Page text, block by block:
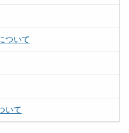
ついて
いて